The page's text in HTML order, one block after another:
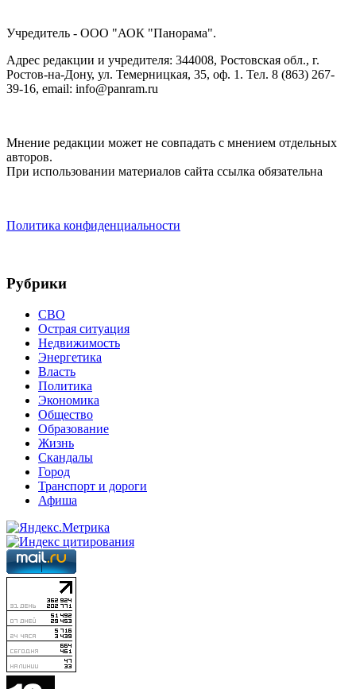
Учредитель - ООО "АОК "Панорама".
Адрес редакции и учредителя: 344008, Ростовская обл., г.
Ростов-на-Дону, ул. Темерницкая, 35, оф. 1. Тел. 8 (863) 267-
39-16, email: info@panram.ru
Мнение редакции может не совпадать с мнением отдельных
авторов.
При использовании материалов сайта ссылка обязательна
Политика конфиденциальности
Рубрики
СВО
Острая ситуация
Недвижимость
Энергетика
Власть
Политика
Экономика
Общество
Образование
Жизнь
Скандалы
Город
Транспорт и дороги
Афиша